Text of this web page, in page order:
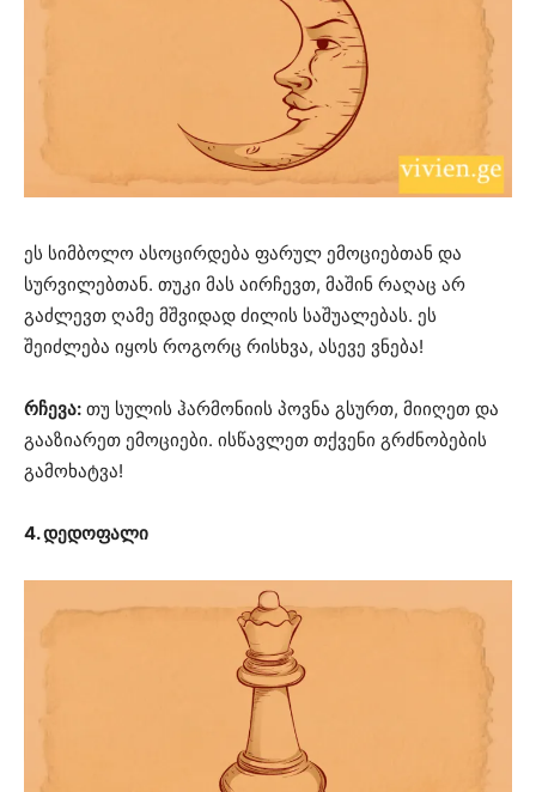
ეს სიმბოლო ასოცირდება ფარულ ემოციებთან და
სურვილებთან. თუკი მას აირჩევთ, მაშინ რაღაც არ
გაძლევთ ღამე მშვიდად ძილის საშუალებას. ეს
შეიძლება იყოს როგორც რისხვა, ასევე ვნება!
რჩევა: თუ სულის ჰარმონიის პოვნა გსურთ, მიიღეთ და
გააზიარეთ ემოციები. ისწავლეთ თქვენი გრძნობების
გამოხატვა!
4. დედოფალი